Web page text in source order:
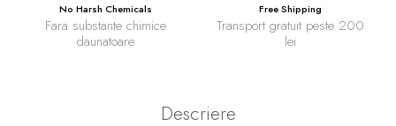
No Harsh Chemicals
Fara substante chimice
daunatoare
Free Shipping
Transport gratuit peste 200
lei
Descriere